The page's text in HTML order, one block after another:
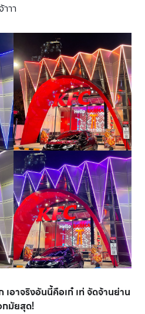
าา
อาจริงอันนี้คือเก๋ เท่ จัดจ้านย่าน
กมัยสุด!